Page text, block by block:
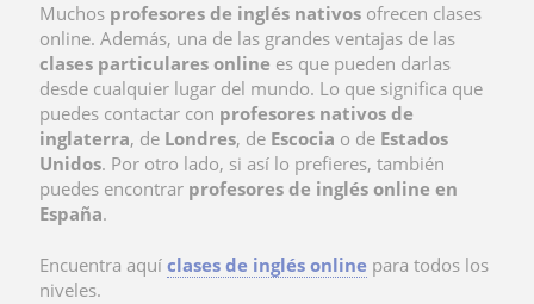
Muchos profesores de inglés nativos ofrecen clases
online. Además, una de las grandes ventajas de las
clases particulares online es que pueden darlas
desde cualquier lugar del mundo. Lo que significa que
puedes contactar con profesores nativos de
inglaterra, de Londres, de Escocia o de Estados
Unidos. Por otro lado, si así lo prefieres, también
puedes encontrar profesores de inglés online en
España.
Encuentra aquí clases de inglés online para todos los
niveles.